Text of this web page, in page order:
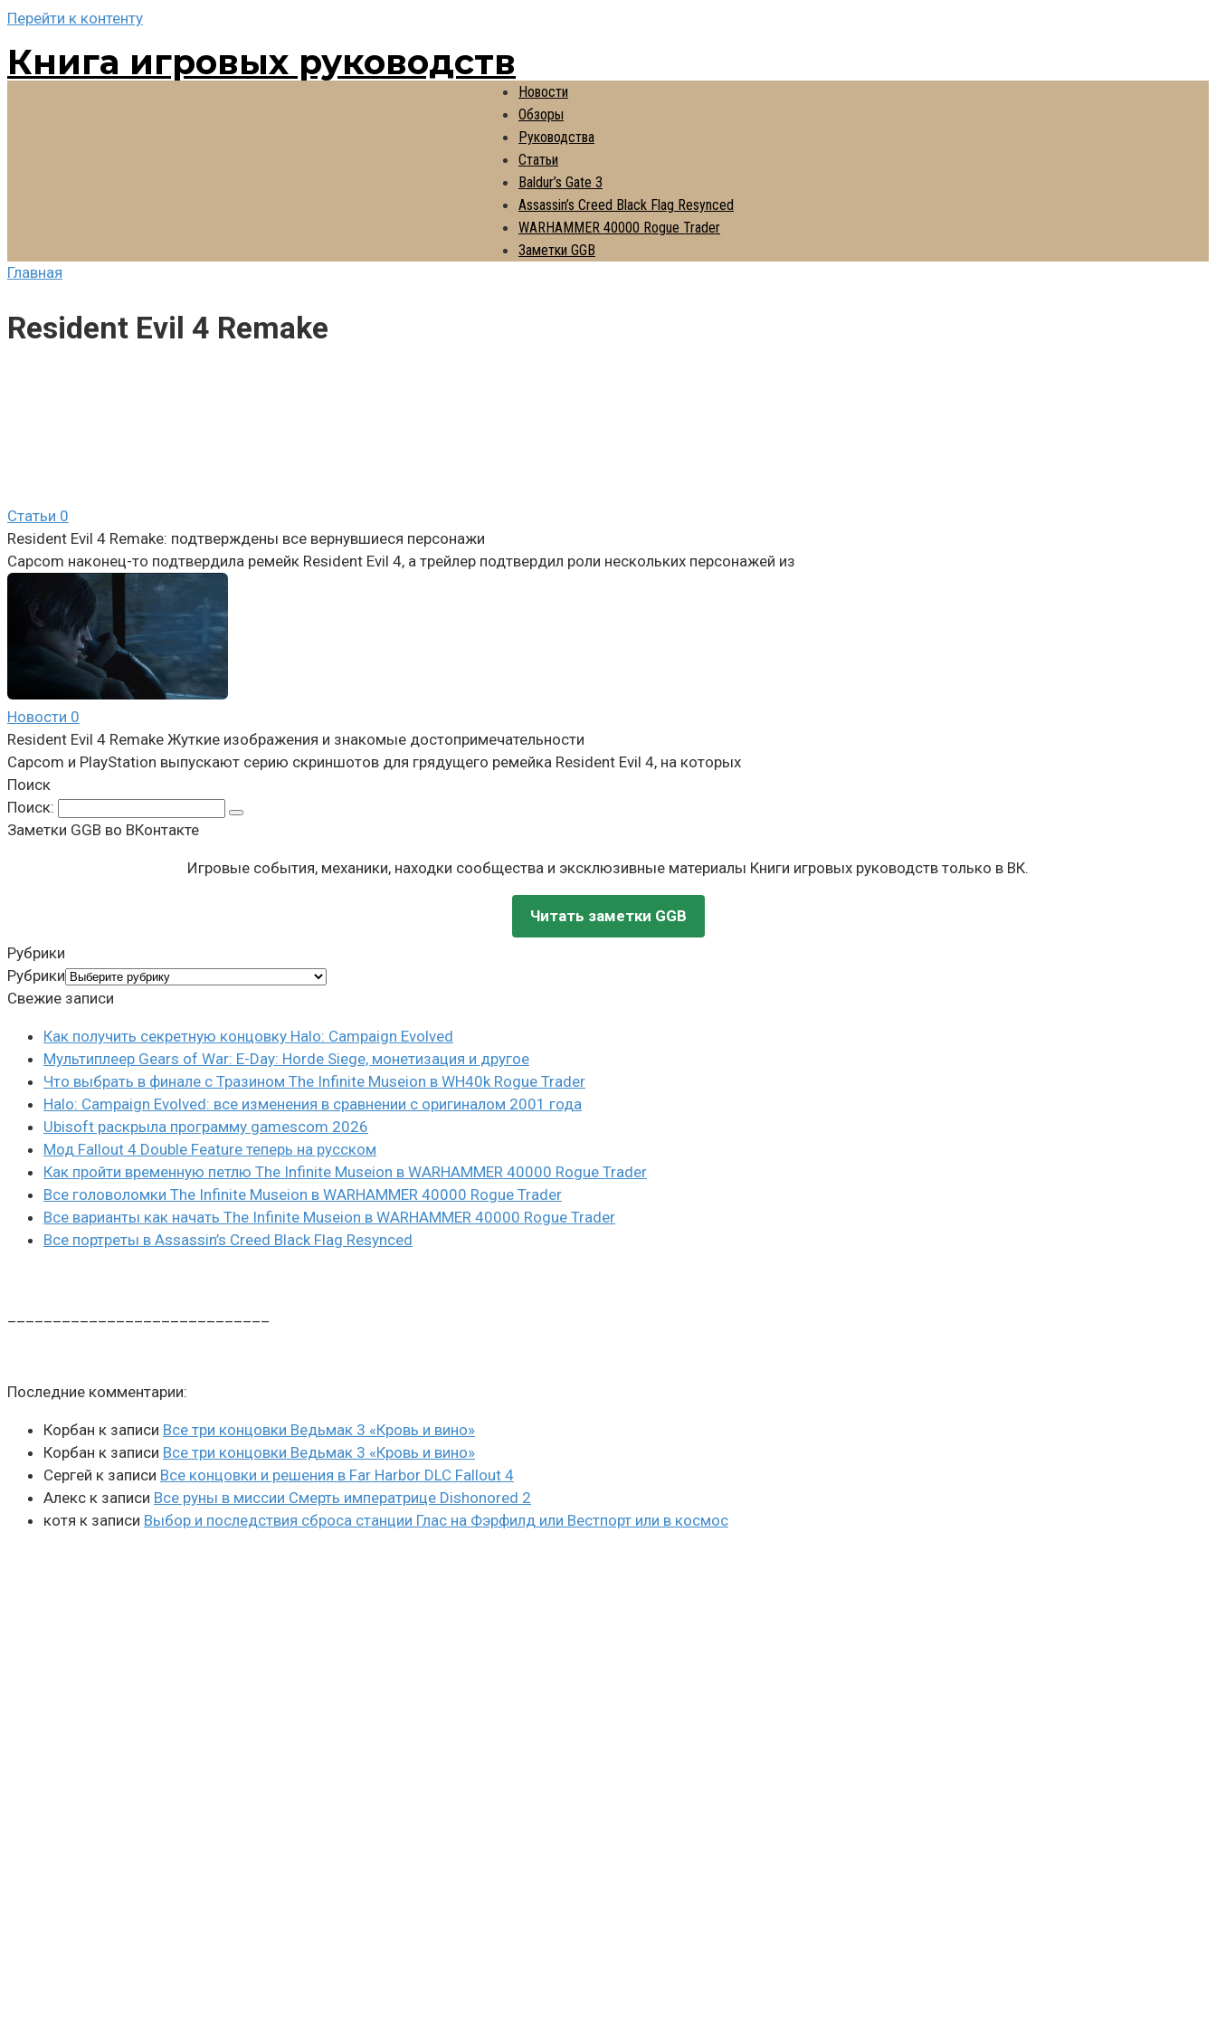
Перейти к контенту
Книга игровых руководств
Новости
Обзоры
Руководства
Статьи
Baldur’s Gate 3
Assassin’s Creed Black Flag Resynced
WARHAMMER 40000 Rogue Trader
Заметки GGB
Главная
Resident Evil 4 Remake
Статьи 0
Resident Evil 4 Remake: подтверждены все вернувшиеся персонажи
Capcom наконец-то подтвердила ремейк Resident Evil 4, а трейлер подтвердил роли нескольких персонажей из
Новости 0
Resident Evil 4 Remake Жуткие изображения и знакомые достопримечательности
Capcom и PlayStation выпускают серию скриншотов для грядущего ремейка Resident Evil 4, на которых
Поиск
Поиск:
Заметки GGB во ВКонтакте
Игровые события, механики, находки сообщества и эксклюзивные материалы Книги игровых руководств только в ВК.
Читать заметки GGB
Рубрики
Рубрики
Свежие записи
Как получить секретную концовку Halo: Campaign Evolved
Мультиплеер Gears of War: E-Day: Horde Siege, монетизация и другое
Что выбрать в финале с Тразином The Infinite Museion в WH40k Rogue Trader
Halo: Campaign Evolved: все изменения в сравнении с оригиналом 2001 года
Ubisoft раскрыла программу gamescom 2026
Мод Fallout 4 Double Feature теперь на русском
Как пройти временную петлю The Infinite Museion в WARHAMMER 40000 Rogue Trader
Все головоломки The Infinite Museion в WARHAMMER 40000 Rogue Trader
Все варианты как начать The Infinite Museion в WARHAMMER 40000 Rogue Trader
Все портреты в Assassin’s Creed Black Flag Resynced
Последние комментарии:
Корбан к записи Все три концовки Ведьмак 3 «Кровь и вино»
Корбан к записи Все три концовки Ведьмак 3 «Кровь и вино»
Сергей к записи Все концовки и решения в Far Harbor DLC Fallout 4
Алекс к записи Все руны в миссии Смерть императрице Dishonored 2
котя к записи Выбор и последствия сброса станции Глас на Фэрфилд или Вестпорт или в космос